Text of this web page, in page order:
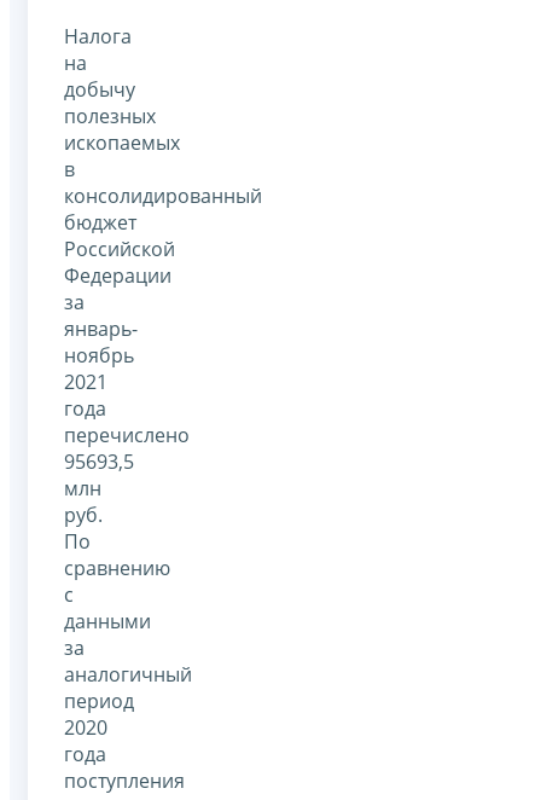
Налога
на
добычу
полезных
ископаемых
в
консолидированный
бюджет
Российской
Федерации
за
январь-
ноябрь
2021
года
перечислено
95693,5
млн
руб.
По
сравнению
с
данными
за
аналогичный
период
2020
года
поступления